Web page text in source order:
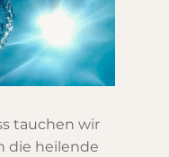
tauchen wir
die heilende